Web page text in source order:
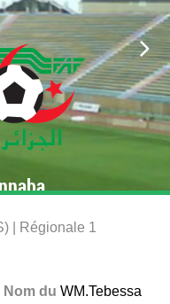
| Régionale 1
Nom du WM.Tebessa